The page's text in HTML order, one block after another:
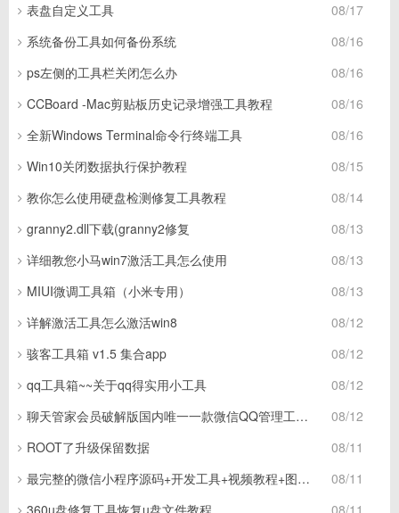
08/17
表盘自定义工具
08/16
系统备份工具如何备份系统
08/16
ps左侧的工具栏关闭怎么办
08/16
CCBoard -Mac剪贴板历史记录增强工具教程
08/16
全新Windows Terminal命令行终端工具
08/15
Win10关闭数据执行保护教程
08/14
教你怎么使用硬盘检测修复工具教程
08/13
granny2.dll下载(granny2修复
08/13
详细教您小马win7激活工具怎么使用
08/13
MIUI微调工具箱（小米专用）
08/12
详解激活工具怎么激活win8
08/12
骇客工具箱 v1.5 集合app
08/12
qq工具箱~~关于qq得实用小工具
08/12
聊天管家会员破解版国内唯一一款微信QQ管理工具（神器）
08/11
ROOT了升级保留数据
08/11
最完整的微信小程序源码+开发工具+视频教程+图文教程